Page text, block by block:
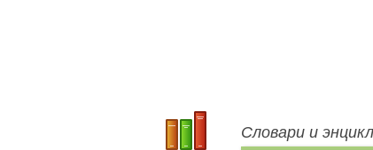
Словари и